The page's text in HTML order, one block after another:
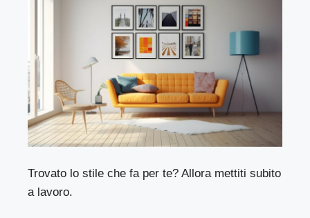
Trovato lo stile che fa per te? Allora mettiti subito
a lavoro.